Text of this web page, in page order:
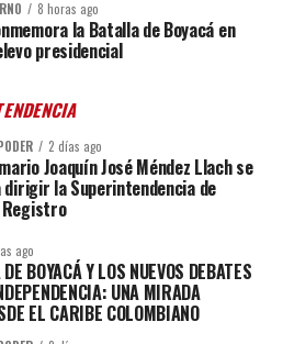
8 horas ago
la Batalla de Boyacá en
presidencial
2 días ago
Joaquín José Méndez Llach se
la Superintendencia de
ago
BOYACÁ Y LOS NUEVOS DEBATES
UNA MIRADA
EL CARIBE COLOMBIANO